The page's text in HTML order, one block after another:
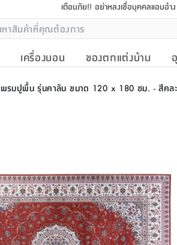
เตือนภัย!! อย่าหลงเชื่อบุคคลแอบอ้
เครื่องนอน ของตกแต่งบ้าน
พรมปูพื้น รุ่นคาลัน ขนาด 120 x 180 ซม. - สีคล